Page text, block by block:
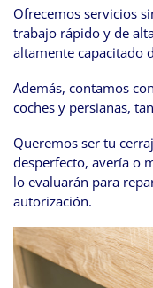
Ofrecemos servicios
trabajo rápido y de
altamente capacitado
Además, contamos
coches y persianas,
Queremos ser tu
desperfecto, avería o
lo evaluarán para
autorización.